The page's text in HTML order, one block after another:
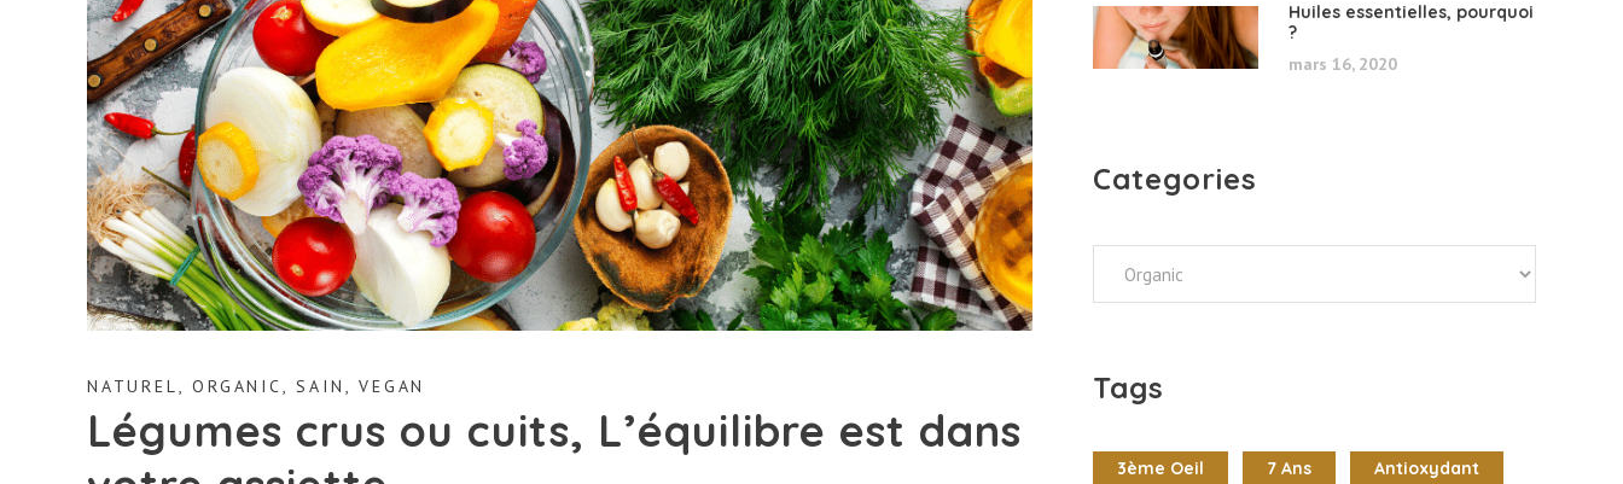
NATUREL,ORGANIC,SAIN ,VEGAN
Légumes crus ou cuits, L’équilibre est dans
Huiles essentielles, pourquoi
?
mars 16, 2020
Categories
Categories
Tags
3ème Oeil 7 Ans Antioxydant